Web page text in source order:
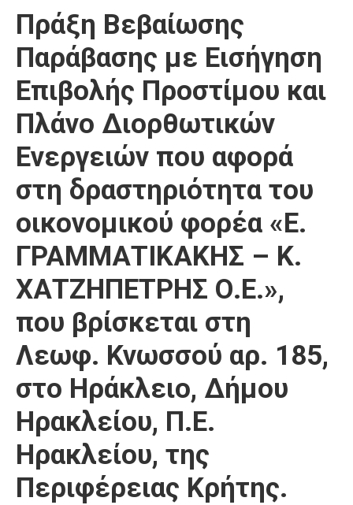
Υπηρεσίες
Επικοινωνία
Πράξη Βεβαίωσης
Παράβασης με Εισήγηση
Επιβολής Προστίμου και
Πλάνο Διορθωτικών
Ενεργειών που αφορά
στη δραστηριότητα του
οικονομικού φορέα «Ε.
ΓΡΑΜΜΑΤΙΚΑΚΗΣ – Κ.
ΧΑΤΖΗΠΕΤΡΗΣ Ο.Ε.»,
που βρίσκεται στη
Λεωφ. Κνωσσού αρ. 185,
στο Ηράκλειο, Δήμου
Ηρακλείου, Π.Ε.
Ηρακλείου, της
Περιφέρειας Κρήτης.